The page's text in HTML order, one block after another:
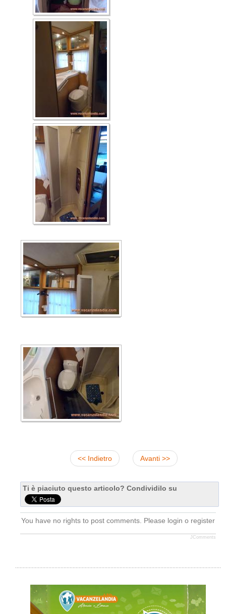
<< Indietro Avanti >>
Ti è piaciuto questo articolo? Condividilo su
You have no rights to post comments. Please login o register
JComments